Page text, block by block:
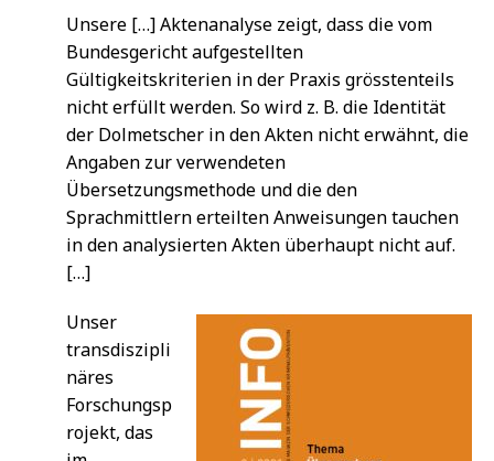
Unsere […] Aktenanalyse zeigt, dass die vom
Bundesgericht aufgestellten
Gültigkeitskriterien in der Praxis grösstenteils
nicht erfüllt werden. So wird z. B. die Identität
der Dolmetscher in den Akten nicht erwähnt, die
Angaben zur verwendeten
Übersetzungsmethode und die den
Sprachmittlern erteilten Anweisungen tauchen
in den analysierten Akten überhaupt nicht auf.
[…]
Unser
transdiszipli
näres
Forschungsp
rojekt, das